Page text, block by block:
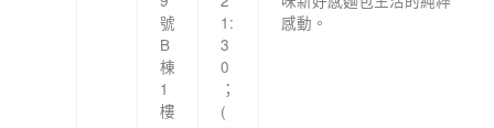
號
B
棟
1
樓
1:
3
0
；
(
感動。